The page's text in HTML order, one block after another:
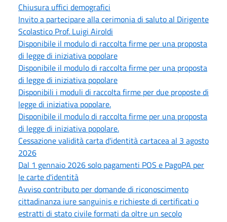
Chiusura uffici demografici
Invito a partecipare alla cerimonia di saluto al Dirigente
Scolastico Prof. Luigi Airoldi
Disponibile il modulo di raccolta firme per una proposta
di legge di iniziativa popolare
Disponibile il modulo di raccolta firme per una proposta
di legge di iniziativa popolare
Disponibili i moduli di raccolta firme per due proposte di
legge di iniziativa popolare.
Disponibile il modulo di raccolta firme per una proposta
di legge di iniziativa popolare.
Cessazione validità carta d'identità cartacea al 3 agosto
2026
Dal 1 gennaio 2026 solo pagamenti POS e PagoPA per
le carte d'identità
Avviso contributo per domande di riconoscimento
cittadinanza iure sanguinis e richieste di certificati o
estratti di stato civile formati da oltre un secolo